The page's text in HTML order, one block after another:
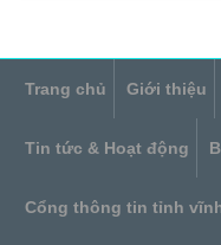
Trang chủ Giới thiệu
Tin tức & Hoạt động
Cổng thông tin tỉnh